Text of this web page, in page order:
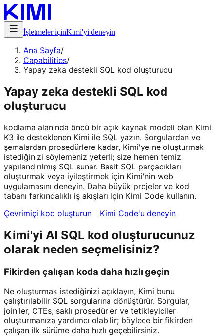
İşletmeler içinKimi'yi deneyin
Ana Sayfa/
Capabilities/
Yapay zeka destekli SQL kod oluşturucu
Yapay zeka destekli SQL kod
oluşturucu
kodlama alanında öncü bir açık kaynak modeli olan Kimi
K3 ile desteklenen Kimi ile SQL yazın. Sorgulardan ve
şemalardan prosedürlere kadar, Kimi'ye ne oluşturmak
istediğinizi söylemeniz yeterli; size hemen temiz,
yapılandırılmış SQL sunar. Basit SQL parçacıkları
oluşturmak veya iyileştirmek için Kimi'nin web
uygulamasını deneyin. Daha büyük projeler ve kod
tabanı farkındalıklı iş akışları için Kimi Code kullanın.
Çevrimiçi kod oluşturun
Kimi Code'u deneyin
Kimi'yi AI SQL kod oluşturucunuz
olarak neden seçmelisiniz?
Fikirden çalışan koda daha hızlı geçin
Ne oluşturmak istediğinizi açıklayın, Kimi bunu
çalıştırılabilir SQL sorgularına dönüştürür. Sorgular,
join'ler, CTEs, saklı prosedürler ve tetikleyiciler
oluşturmanıza yardımcı olabilir; böylece bir fikirden
çalışan ilk sürüme daha hızlı geçebilirsiniz.